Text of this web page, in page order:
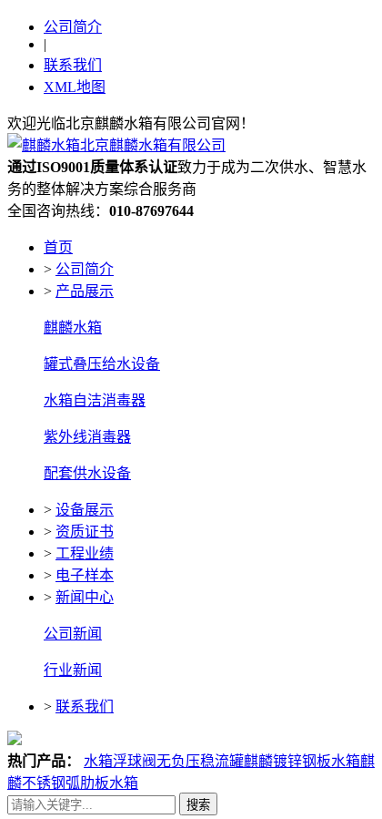
公司简介
|
联系我们
XML地图
欢迎光临北京麒麟水箱有限公司官网！
通过ISO9001质量体系认证致力于成为二次供水、智慧水
务的整体解决方案综合服务商
全国咨询热线： 010-87697644
首页
> 公司简介
> 产品展示
麒麟水箱
罐式叠压给水设备
水箱自洁消毒器
紫外线消毒器
配套供水设备
> 设备展示
> 资质证书
> 工程业绩
> 电子样本
> 新闻中心
公司新闻
行业新闻
> 联系我们
热门产品： 水箱浮球阀无负压稳流罐麒麟镀锌钢板水箱麒
麟不锈钢弧肋板水箱
搜索